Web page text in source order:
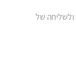
ולשליחה של